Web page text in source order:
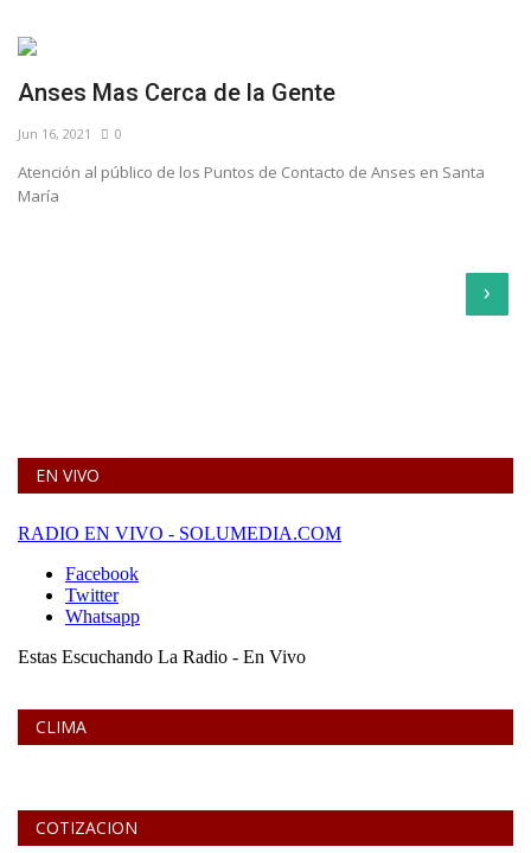
Anses Mas Cerca de la Gente
Jun 16, 2021 0
Atención al público de los Puntos de Contacto de Anses en Santa
María
›
EN VIVO
CLIMA
COTIZACION